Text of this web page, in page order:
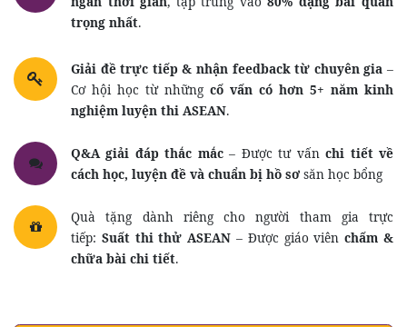
trọng nhất.
Giải đề trực tiếp & nhận feedback từ chuyên gia –
Cơ hội học từ những cố vấn có hơn 5+ năm kinh
nghiệm luyện thi ASEAN.
Q&A giải đáp thắc mắc– Được tư vấnchi tiết về
cách học, luyện đề và chuẩn bị hồ sơ săn học bổng
Quà tặng dành riêng cho người tham gia trực
tiếp: Suất thi thử ASEAN – Được giáo viênchấm &
chữa bài chi tiết.